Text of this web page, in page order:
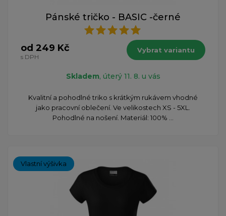
Pánské tričko - BASIC -černé
od 249 Kč
s DPH
Vybrat variantu
Skladem, úterý 11. 8. u vás
Kvalitní a pohodlné triko s krátkým rukávem vhodné
jako pracovní oblečení. Ve velikostech XS - 5XL.
Pohodlné na nošení. Materiál: 100% ...
Vlastní výšivka